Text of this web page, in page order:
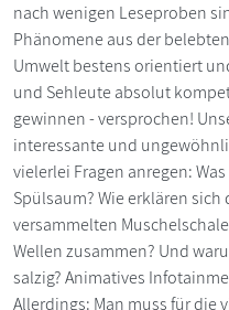
nach wenigen Leseproben
Phänomene aus der
Umwelt bestens orientiert
und Sehleute absolut
gewinnen - versprochen!
interessante und
vielerlei Fragen anregen:
Spülsaum? Wie erklären
versammelten
Wellen zusammen? Und
salzig? Animatives
Allerdings: Man muss für die